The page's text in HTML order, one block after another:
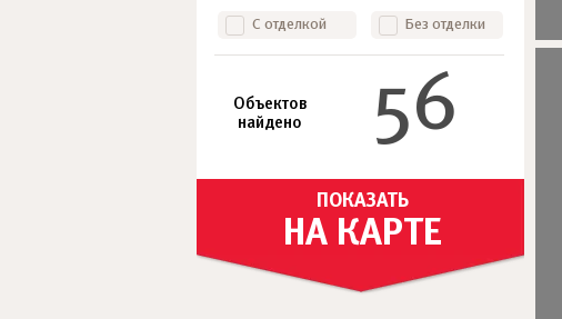
С отделкой Без отделки
Объектов
найдено
56
ПОКАЗАТЬ
НА КАРТЕ